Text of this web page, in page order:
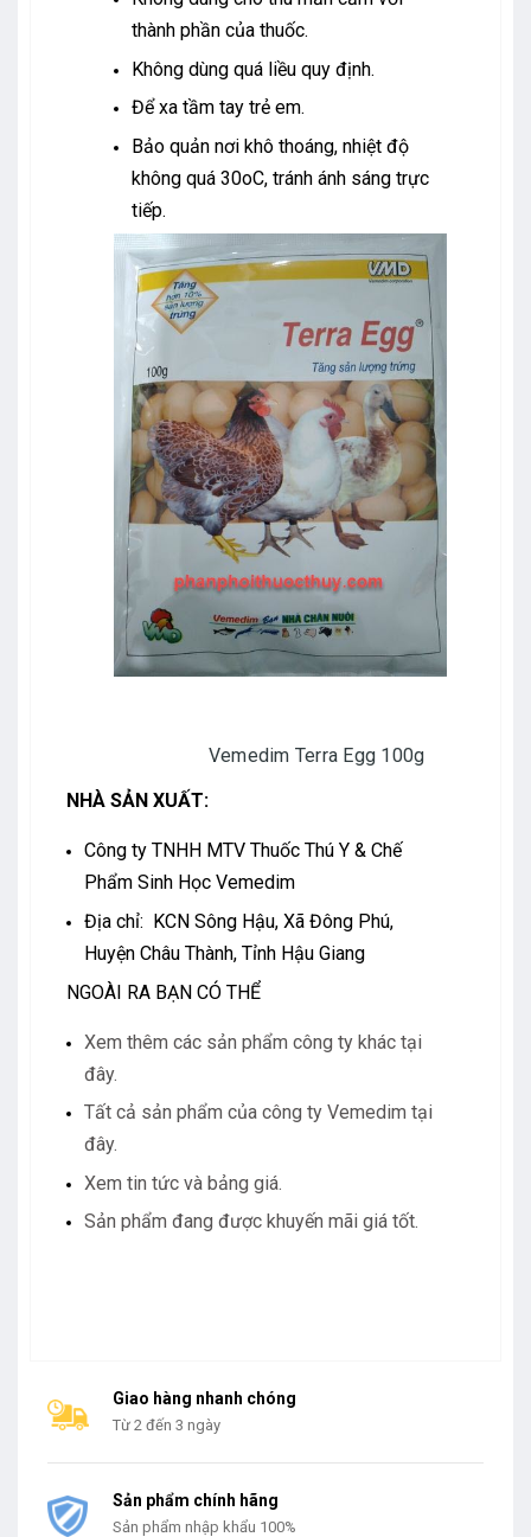
thành phần của thuốc.
Không dùng quá liều quy định.
Để xa tầm tay trẻ em.
Bảo quản nơi khô thoáng, nhiệt độ
không quá 30oC, tránh ánh sáng trực
tiếp.
Vemedim Terra Egg 100g
NHÀ SẢN XUẤT:
Công ty TNHH MTV Thuốc Thú Y & Chế
Phẩm Sinh Học Vemedim
Địa chỉ: KCN Sông Hậu, Xã Đông Phú,
Huyện Châu Thành, Tỉnh Hậu Giang
NGOÀI RA BẠN CÓ THỂ
Xem thêm các sản phẩm công ty khác tại
đây.
Tất cả sản phẩm của công ty Vemedim tại
đây.
Xem tin tức và bảng giá.
Sản phẩm đang được khuyến mãi giá tốt.
Giao hàng nhanh chóng
Từ 2 đến 3 ngày
Sản phẩm chính hãng
Sản phẩm nhập khẩu 100%